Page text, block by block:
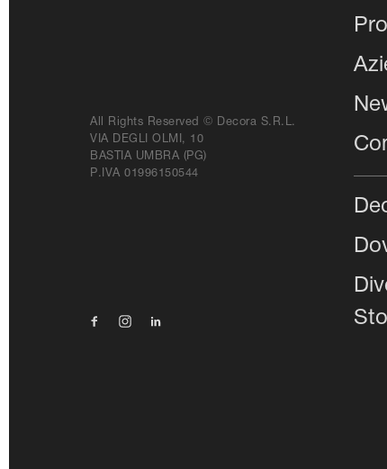
All Rights Reserved © Decora S.r.l.
VIA DEGLI OLMI, 10
BASTIA UMBRA (PG)
P.IVA 01996150544
FacebookInstagram
Linkedin